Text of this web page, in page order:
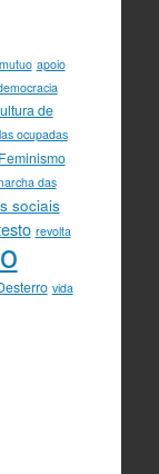
apoio
de
ocupadas
Feminismo
das
sociais
revolta
vida